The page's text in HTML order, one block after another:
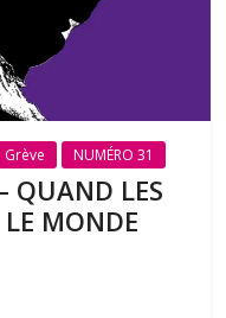
Grève NUMÉRO 31
QUAND LES
LE MONDE